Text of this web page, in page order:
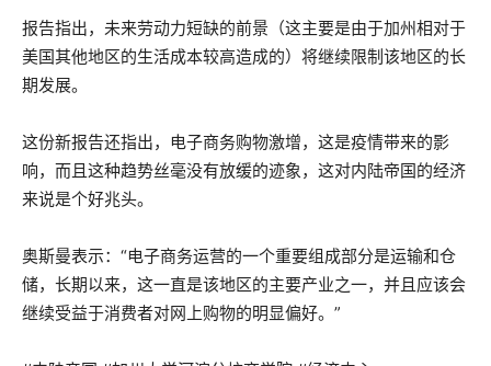
报告指出，未来劳动力短缺的前景（这主要是由于加州相对于
美国其他地区的生活成本较高造成的）将继续限制该地区的长
期发展。
这份新报告还指出，电子商务购物激增，这是疫情带来的影
响，而且这种趋势丝毫没有放缓的迹象，这对内陆帝国的经济
来说是个好兆头。
奥斯曼表示：“电子商务运营的一个重要组成部分是运输和仓
储，长期以来，这一直是该地区的主要产业之一，并且应该会
继续受益于消费者对网上购物的明显偏好。”